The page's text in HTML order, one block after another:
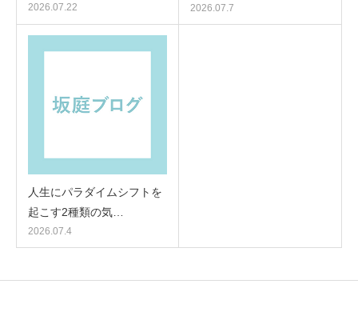
2026.07.22 2026.07.7
人生にパラダイムシフトを
起こす2種類の気…
2026.07.4